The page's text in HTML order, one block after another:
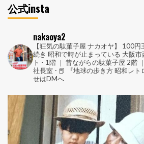
公式insta
nakaoya2
【狂気の駄菓子屋 ナカオヤ】
100円
続き 昭和で時が止まっている 大阪市
ト - 1階 ｜ 昔ながらの駄菓子屋 2階
社長室 - 📕 『地球の歩き方 昭和レト
せはDMへ